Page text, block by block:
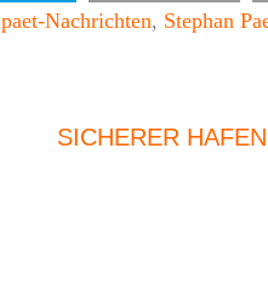
Nachrichten, Stephan
SICHERER